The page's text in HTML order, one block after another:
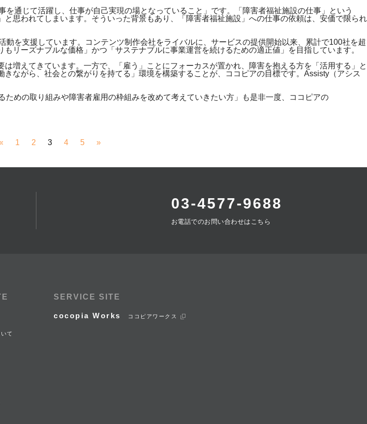
通じて活躍し、仕事が自己実現の場となっていること」です。「障害者福祉施設の仕事」という
思われてしまいます。そういった背景もあり、「障害者福祉施設」への仕事の依頼は、安価で限られ
を支援しています。コンテンツ制作会社をライバルに、サービスの提供開始以来、累計で100社を超
リーズナブルな価格」かつ「サステナブルに事業運営を続けるための適正値」を目指しています。
増えてきています。一方で、「雇う」ことにフォーカスが置かれ、障害を抱える方を「活用する」と
ながら、社会との繋がりを持てる」環境を構築することが、ココピアの目標です。Assisty（アシス
めの取り組みや障害者雇用の枠組みを改めて考えていきたい方」も是非一度、ココピアの
1 2 3 4 5 »
03-4577-9688
お電話でのお問い合わせはこちら
て
SERVICE SITE
cocopia Works ココピアワークス